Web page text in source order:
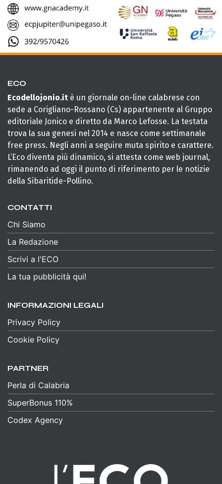
ECO
Ecodellojonio.it è un giornale on-line calabrese con
sede a Corigliano-Rossano (Cs) appartenente al Gruppo
editoriale Jonico e diretto da Marco Lefosse. La testata
trova la sua genesi nel 2014 e nasce come settimanale
free press. Negli anni a seguire muta spirito e carattere.
L’Eco diventa più dinamico, si attesta come web journal,
rimanendo ad oggi il punto di riferimento per le notizie
della Sibaritide-Pollino.
CONTATTI
Chi Siamo
La Redazione
Scrivi a l'ECO
La tua pubblicità qui!
INFORMAZIONI LEGALI
Privacy Policy
Cookie Policy
PARTNER
Perla di Calabria
SuperBonus 110%
Codex Agency